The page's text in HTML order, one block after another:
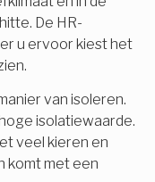
De HR-
u ervoor kiest het
van isoleren.
isolatiewaarde.
veel kieren en
komt met een